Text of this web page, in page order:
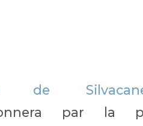
de
par la